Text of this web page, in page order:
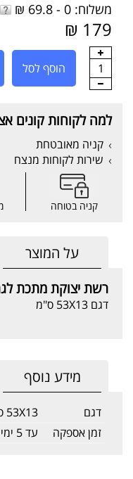
משלוח: 0 - 69.8 ₪
179 ₪
1 הוסף לסל
למה לקוחות קונים
קניה מאובטחת
שירות לקוחות מנצח
קניה בטוחה
על המוצר
רשת יצוקת מתכת
דגם 53X13 ס"מ
מידע נוסף
דגם
53X13 ס"מ
זמן אספקה
עד 5 ימי עסקים